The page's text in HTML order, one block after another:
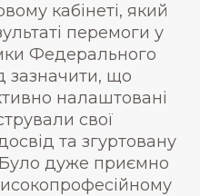
кабінеті, який
перемоги у
Федерального
зазначити, що
налаштовані
свої
та згуртовану
дуже приємно